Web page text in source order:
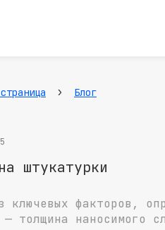
› Блог
штукатурки
ключевых факторов,
толщина наносимого